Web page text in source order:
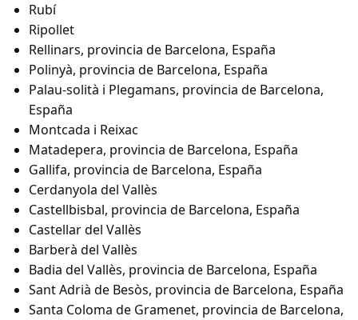
Rubí
Ripollet
Rellinars, provincia de Barcelona, España
Polinyà, provincia de Barcelona, España
Palau-solità i Plegamans, provincia de Barcelona,
España
Montcada i Reixac
Matadepera, provincia de Barcelona, España
Gallifa, provincia de Barcelona, España
Cerdanyola del Vallès
Castellbisbal, provincia de Barcelona, España
Castellar del Vallès
Barberà del Vallès
Badia del Vallès, provincia de Barcelona, España
Sant Adrià de Besòs, provincia de Barcelona, España
Santa Coloma de Gramenet, provincia de Barcelona,